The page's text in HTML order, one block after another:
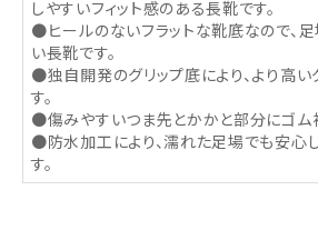
しやすいフィット感のある長靴です。
●ヒールのないフラットな靴底なので、
い長靴です。
●独自開発のグリップ底により、より高い
す。
●傷みやすいつま先とかかと部分にゴム
●防水加工により、濡れた足場でも安心
す。